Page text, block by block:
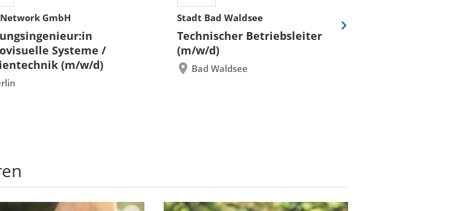
GmbH
Systeme /
(m/w/d)
Stadt Bad Waldsee
Technischer Betriebsleiter
(m/w/d)
Bad Waldsee
Eine